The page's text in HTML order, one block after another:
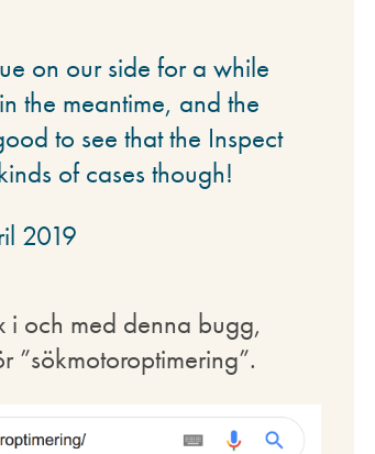
on our side for a while
the meantime, and the
to see that the Inspect
of cases though!
2019
i och med denna bugg,
”sökmotoroptimering”.